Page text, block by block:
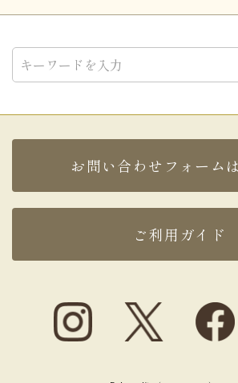
素敵なものをありがとうございま
コ様）
名前入りカステラ大変喜ばれていま
また機会があれば是非宜しくお願
お問い合わせフォーム
ご利用ガイド